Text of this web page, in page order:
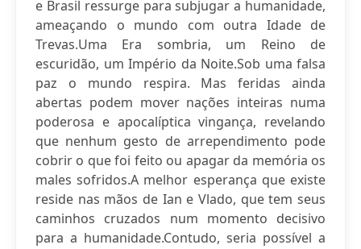
e Brasil ressurge para subjugar a humanidade,
ameaçando o mundo com outra Idade de
Trevas.Uma Era sombria, um Reino de
escuridão, um Império da Noite.Sob uma falsa
paz o mundo respira. Mas feridas ainda
abertas podem mover nações inteiras numa
poderosa e apocalíptica vingança, revelando
que nenhum gesto de arrependimento pode
cobrir o que foi feito ou apagar da memória os
males sofridos.A melhor esperança que existe
reside nas mãos de Ian e Vlado, que tem seus
caminhos cruzados num momento decisivo
para a humanidade.Contudo, seria possível a